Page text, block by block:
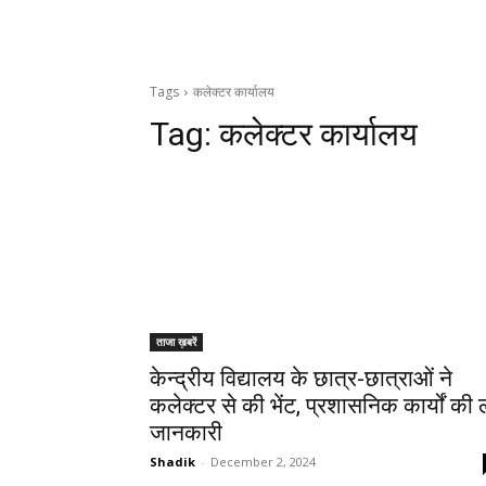
Tags कलेक्टर कार्यालय
Tag:कलेक्टर कार्यालय
ताजा ख़बरें
केन्द्रीय विद्यालय के छात्र-छात्राओं ने
कलेक्टर से की भेंट, प्रशासनिक कार्यों की
जानकारी
Shadik - December 2, 2024